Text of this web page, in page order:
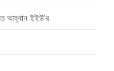
আহ্বান ইইউ’র